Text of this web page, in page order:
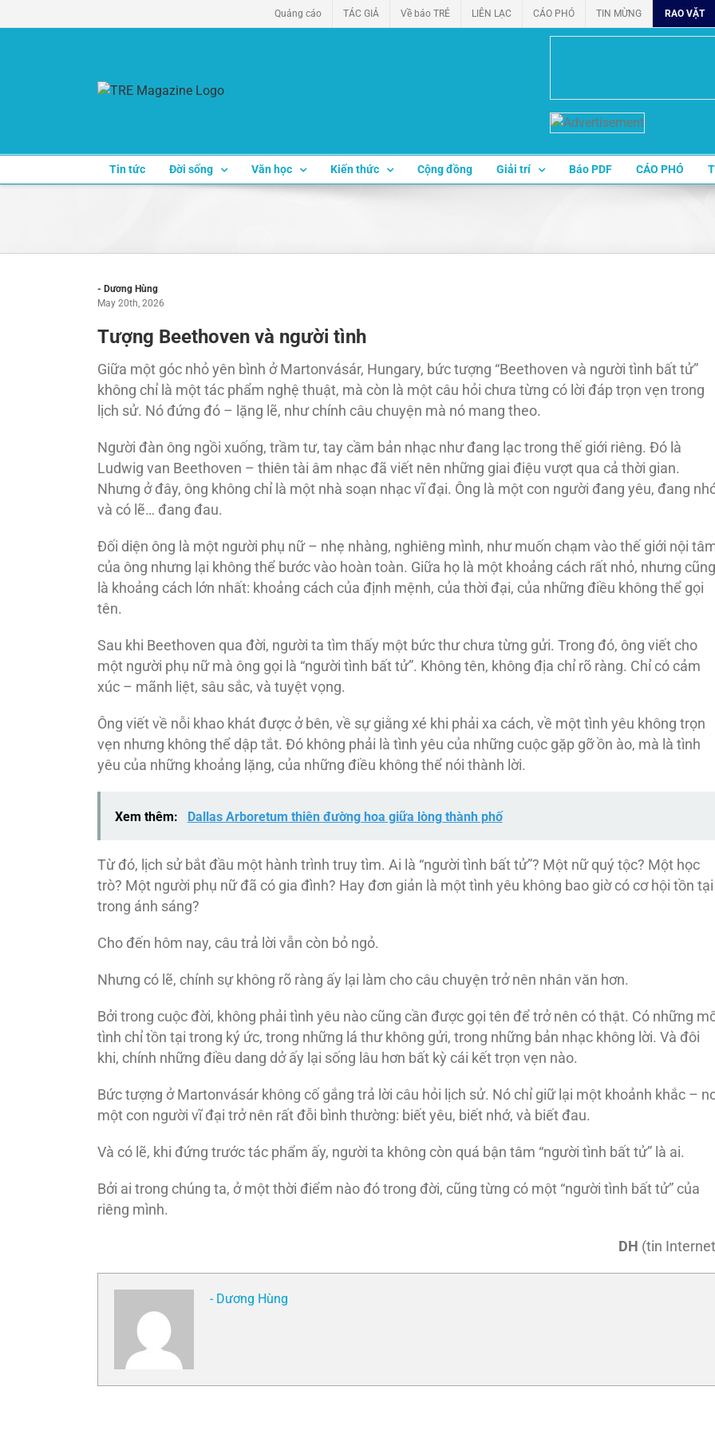
to
Quảng cáo TÁC GIẢ Về báo TRẺ LIÊN LẠC CÁO PHÓ TIN MỪNG RAO VẶT
Tin tức Đời sống Văn học Kiến thức Cộng đồng Giải trí Báo PDF CÁO PHÓ
- Dương Hùng
May 20th, 2026
Tượng Beethoven và người tình
Giữa một góc nhỏ yên bình ở Martonvásár, Hungary, bức tượng “Beethoven và người tình bất tử”
không chỉ là một tác phẩm nghệ thuật, mà còn là một câu hỏi chưa từng có lời đáp trọn vẹn trong
lịch sử. Nó đứng đó – lặng lẽ, như chính câu chuyện mà nó mang theo.
Người đàn ông ngồi xuống, trầm tư, tay cầm bản nhạc như đang lạc trong thế giới riêng. Đó là
Ludwig van Beethoven – thiên tài âm nhạc đã viết nên những giai điệu vượt qua cả thời gian.
Nhưng ở đây, ông không chỉ là một nhà soạn nhạc vĩ đại. Ông là một con người đang yêu, đang
và có lẽ… đang đau.
Đối diện ông là một người phụ nữ – nhẹ nhàng, nghiêng mình, như muốn chạm vào thế giới nội
của ông nhưng lại không thể bước vào hoàn toàn. Giữa họ là một khoảng cách rất nhỏ, nhưng cũng
là khoảng cách lớn nhất: khoảng cách của định mệnh, của thời đại, của những điều không thể gọi
tên.
Sau khi Beethoven qua đời, người ta tìm thấy một bức thư chưa từng gửi. Trong đó, ông viết cho
một người phụ nữ mà ông gọi là “người tình bất tử”. Không tên, không địa chỉ rõ ràng. Chỉ có cảm
xúc – mãnh liệt, sâu sắc, và tuyệt vọng.
Ông viết về nỗi khao khát được ở bên, về sự giằng xé khi phải xa cách, về một tình yêu không trọn
vẹn nhưng không thể dập tắt. Đó không phải là tình yêu của những cuộc gặp gỡ ồn ào, mà là tình
yêu của những khoảng lặng, của những điều không thể nói thành lời.
Xem thêm: Dallas Arboretum thiên đường hoa giữa lòng thành phố
Từ đó, lịch sử bắt đầu một hành trình truy tìm. Ai là “người tình bất tử”? Một nữ quý tộc? Một học
trò? Một người phụ nữ đã có gia đình? Hay đơn giản là một tình yêu không bao giờ có cơ hội tồn tại
trong ánh sáng?
Cho đến hôm nay, câu trả lời vẫn còn bỏ ngỏ.
Nhưng có lẽ, chính sự không rõ ràng ấy lại làm cho câu chuyện trở nên nhân văn hơn.
Bởi trong cuộc đời, không phải tình yêu nào cũng cần được gọi tên để trở nên có thật. Có những
tình chỉ tồn tại trong ký ức, trong những lá thư không gửi, trong những bản nhạc không lời. Và đôi
khi, chính những điều dang dở ấy lại sống lâu hơn bất kỳ cái kết trọn vẹn nào.
Bức tượng ở Martonvásár không cố gắng trả lời câu hỏi lịch sử. Nó chỉ giữ lại một khoảnh khắc –
một con người vĩ đại trở nên rất đỗi bình thường: biết yêu, biết nhớ, và biết đau.
Và có lẽ, khi đứng trước tác phẩm ấy, người ta không còn quá bận tâm “người tình bất tử” là ai.
Bởi ai trong chúng ta, ở một thời điểm nào đó trong đời, cũng từng có một “người tình bất tử” của
riêng mình.
DH (tin
- Dương Hùng